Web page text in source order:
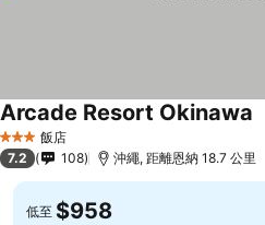
3 星級 飯店
Arcade Resort Okinawa
7.2 108 沖繩, 距離恩納 18.7 公里
低至 $958